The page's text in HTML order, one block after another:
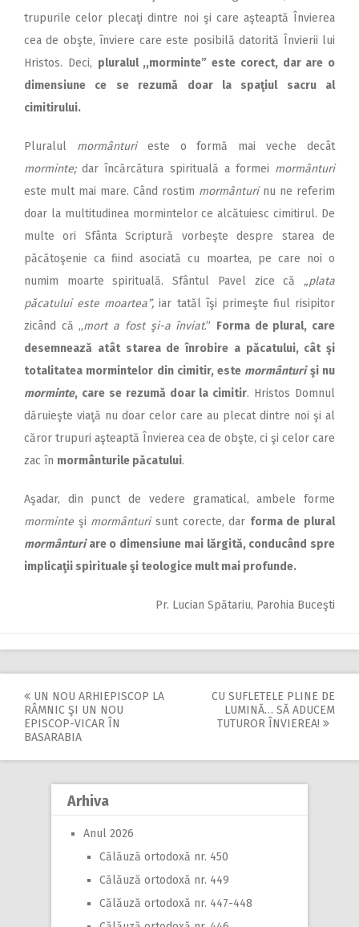
trupurile celor plecaţi dintre noi şi care aşteaptă Învierea
cea de obşte, înviere care este posibilă datorită Învierii lui
Hristos. Deci, pluralul ,,morminte” este corect, dar are o
dimensiune ce se rezumă doar la spaţiul sacru al
cimitirului.
Pluralul mormânturi este o formă mai veche decât
morminte;dar încărcătura spirituală a formei mormânturi
este mult mai mare. Când rostim mormânturi nu ne referim
doar la multitudinea mormintelor ce alcătuiesc cimitirul. De
multe ori Sfânta Scriptură vorbeşte despre starea de
păcătoşenie ca fiind asociată cu moartea, pe care noi o
numim moarte spirituală. Sfântul Pavel zice că „plata
păcatului este moartea”,iar tatăl îşi primeşte fiul risipitor
zicând că „mort a fost şi-a înviat.” Forma de plural, care
desemnează atât starea de înrobire a păcatului, cât şi
totalitatea mormintelor din cimitir, este mormânturişi nu
morminte, care se rezumă doar la cimitir. Hristos Domnul
dăruieşte viaţă nu doar celor care au plecat dintre noi şi al
căror trupuri aşteaptă Învierea cea de obşte, ci şi celor care
zac în mormânturile păcatului.
Aşadar, din punct de vedere gramatical, ambele forme
morminte şi mormânturi sunt corecte, dar forma de plural
mormânturiare o dimensiune mai lărgită, conducând spre
implicaţii spirituale şi teologice mult mai profunde.
Pr. Lucian Spătariu, Parohia Buceşti
Post
navigation
UN NOU ARHIEPISCOP LA
RÂMNIC ŞI UN NOU
EPISCOP-VICAR ÎN
BASARABIA
CU SUFLETELE PLINE DE
LUMINĂ… SĂ ADUCEM
TUTUROR ÎNVIEREA!
Arhiva
Anul 2026
Călăuză ortodoxă nr. 450
Călăuză ortodoxă nr. 449
Călăuză ortodoxă nr. 447-448